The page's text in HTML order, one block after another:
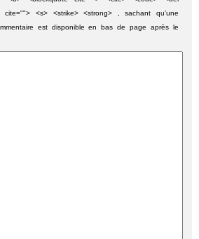
cite=""> <s> <strike> <strong> , sachant qu'une
est disponible en bas de page après le